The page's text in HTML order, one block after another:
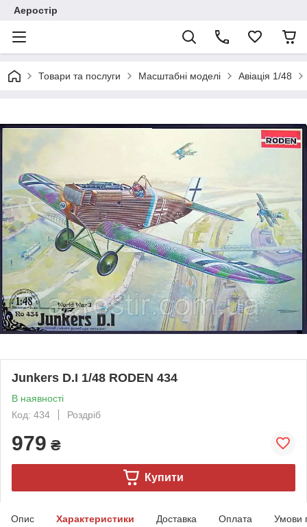
Аеростір
Товари та послуги Масштабні моделі Авіація 1/48
Junkers D.I 1/48 RODEN 434
В наявності
Код: 434
Роздріб
979 ₴
Купити
Опис Характеристики Доставка Оплата Умови